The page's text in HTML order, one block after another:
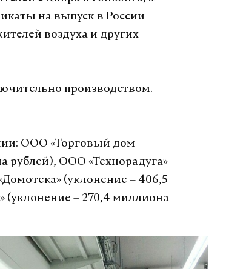
на выпуск в России
воздуха и других
производством.
ООО «Торговый дом
рублей), ООО «Технорадуга»
(уклонение – 406,5
– 270,4 миллиона